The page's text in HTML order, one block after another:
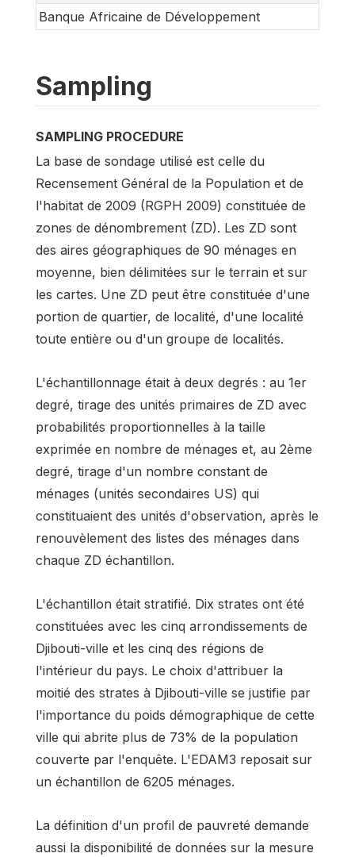
Banque Africaine de Développement
Sampling
SAMPLING PROCEDURE
La base de sondage utilisé est celle du
Recensement Général de la Population et de
l'habitat de 2009 (RGPH 2009) constituée de
zones de dénombrement (ZD). Les ZD sont
des aires géographiques de 90 ménages en
moyenne, bien délimitées sur le terrain et sur
les cartes. Une ZD peut être constituée d'une
portion de quartier, de localité, d'une localité
toute entière ou d'un groupe de localités.
L'échantillonnage était à deux degrés : au 1er
degré, tirage des unités primaires de ZD avec
probabilités proportionnelles à la taille
exprimée en nombre de ménages et, au 2ème
degré, tirage d'un nombre constant de
ménages (unités secondaires US) qui
constituaient des unités d'observation, après le
renouvèlement des listes des ménages dans
chaque ZD échantillon.
L'échantillon était stratifié. Dix strates ont été
constituées avec les cinq arrondissements de
Djibouti-ville et les cinq des régions de
l'intérieur du pays. Le choix d'attribuer la
moitié des strates à Djibouti-ville se justifie par
l'importance du poids démographique de cette
ville qui abrite plus de 73% de la population
couverte par l'enquête. L'EDAM3 reposait sur
un échantillon de 6205 ménages.
La définition d'un profil de pauvreté demande
aussi la disponibilité de données sur la mesure